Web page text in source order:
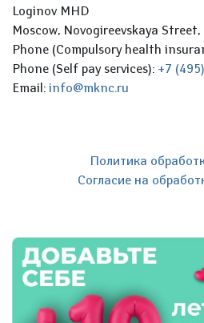
Loginov MHD
Moscow, Novogireevskaya Street,
Phone (Compulsory health
Phone (Self pay services): +7
Email: info@mknc.ru
Политика
Согласие на